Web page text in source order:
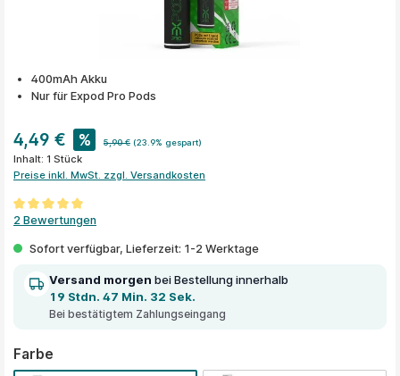
400mAh Akku
Nur für Expod Pro Pods
4,49 € % 5,90 € (23.9% gespart)
Inhalt: 1 Stück
Preise inkl. MwSt. zzgl. Versandkosten
Durchschnittliche Bewertung von 5 von 5 Sternen
2 Bewertungen
Sofort verfügbar, Lieferzeit: 1-2 Werktage
Versand morgen bei Bestellung innerhalb
19 Stdn. 47 Min. 32 Sek.
Bei bestätigtem Zahlungseingang
Farbe